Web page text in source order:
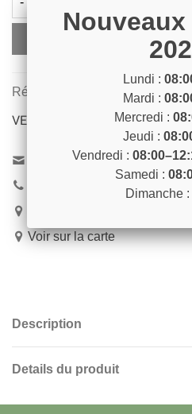
Ajouter
Référence:
VENEZ NOUS RENCONTRER !
Contactez-nous
Voir sur la carte
Description
Details du produit
Lundi :
Mardi :
Mercredi :
Jeudi :
Vendredi :
Samedi :
Dimanche :